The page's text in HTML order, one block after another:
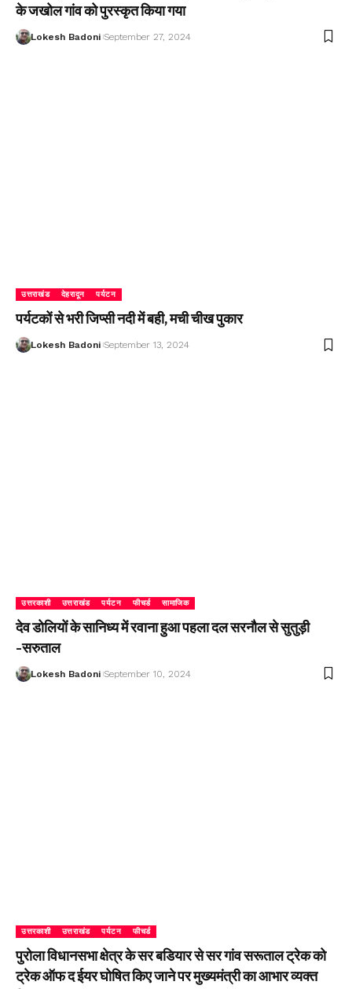
के जखोल गांव को पुरस्कृत किया गया
Lokesh Badoni September 27, 2024
उत्तराखंड देहरादून पर्यटन
पर्यटकों से भरी जिप्सी नदी में बही, मची चीख पुकार
Lokesh Badoni September 13, 2024
उत्तरकाशी उत्तराखंड पर्यटन फीचर्ड सामाजिक
देव डोलियों के सानिध्य में रवाना हुआ पहला दल सरनौल से सुतुड़ी
-सरुताल
Lokesh Badoni September 10, 2024
उत्तरकाशी उत्तराखंड पर्यटन फीचर्ड
पुरोला विधानसभा क्षेत्र के सर बडियार से सर गांव सरूताल ट्रेक को
ट्रेक ऑफ द ईयर घोषित किए जाने पर मुख्यमंत्री का आभार व्यक्त